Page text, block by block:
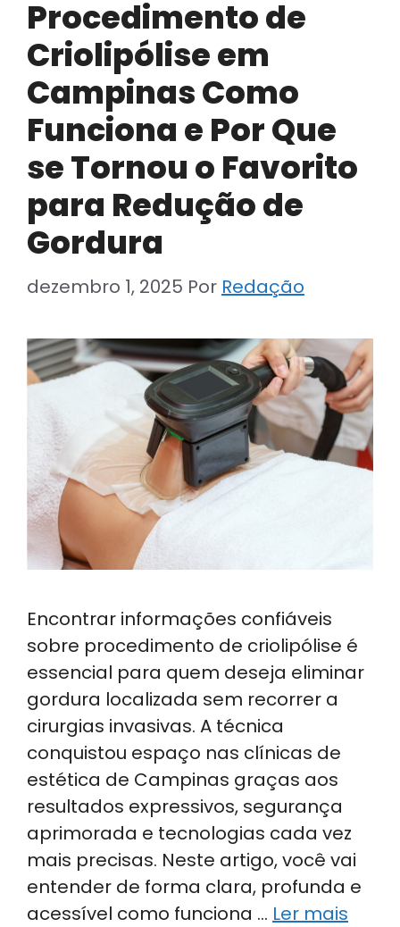
Procedimento de
Criolipólise em
Campinas Como
Funciona e Por Que
se Tornou o Favorito
para Redução de
Gordura
dezembro 1, 2025 Por Redação
Encontrar informações confiáveis
sobre procedimento de criolipólise é
essencial para quem deseja eliminar
gordura localizada sem recorrer a
cirurgias invasivas. A técnica
conquistou espaço nas clínicas de
estética de Campinas graças aos
resultados expressivos, segurança
aprimorada e tecnologias cada vez
mais precisas. Neste artigo, você vai
entender de forma clara, profunda e
acessível como funciona … Ler mais